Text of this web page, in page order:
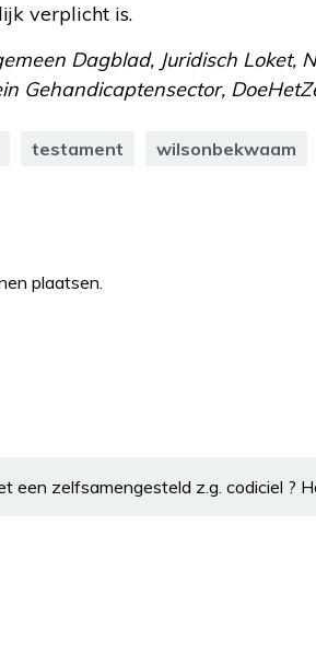
verplicht is.
Dagblad, Juridisch Loket,
Gehandicaptensector,
testament wilsonbekwaam
plaatsen.
een zelfsamengesteld z.g. codiciel ?